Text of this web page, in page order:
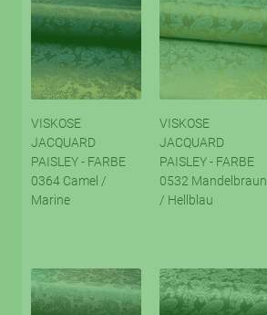
VISKOSE
JACQUARD
PAISLEY - FARBE
0364 Camel /
Marine
VISKOSE
JACQUARD
PAISLEY - FARBE
0532 Mandelbraun
/ Hellblau